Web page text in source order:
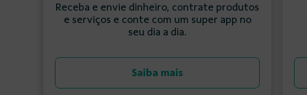
Receba e envie dinheiro, contrate produtos
e serviços e conte com um super app no
seu dia a dia.
Saiba mais